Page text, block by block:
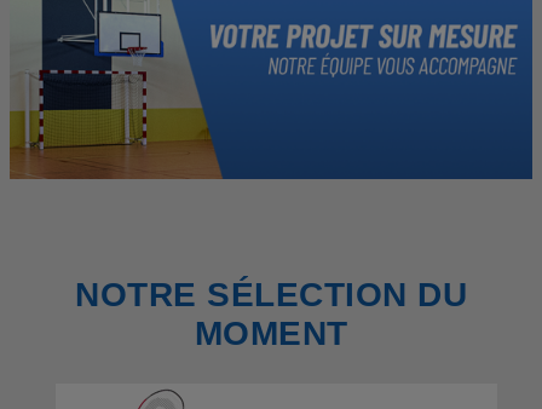
NOTRE SÉLECTION DU
MOMENT